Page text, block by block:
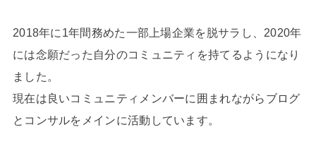
2018年に1年間務めた一部上場企業を脱サラし、2020年
には念願だった自分のコミュニティを持てるようになり
ました。
現在は良いコミュニティメンバーに囲まれながらブログ
とコンサルをメインに活動しています。